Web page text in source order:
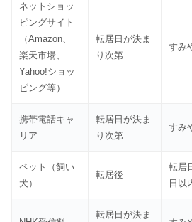
ネットショッ
ピングサイト
（Amazon、
楽天市場、
Yahoo!ショッ
ピング等）
転居日が決ま
り次第
すみ
携帯電話キャ
リア
転居日が決ま
り次第
すみ
ペット（飼い
犬）
転居後
転居
日以
転居日が決ま